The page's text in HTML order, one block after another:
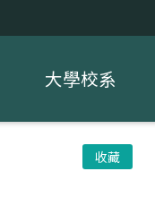
大學校系
收藏